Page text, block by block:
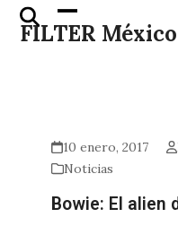
Skip
FILTER México
Open
mobile
Close
mobile
10 enero, 2017
Noticias
Bowie: El alien